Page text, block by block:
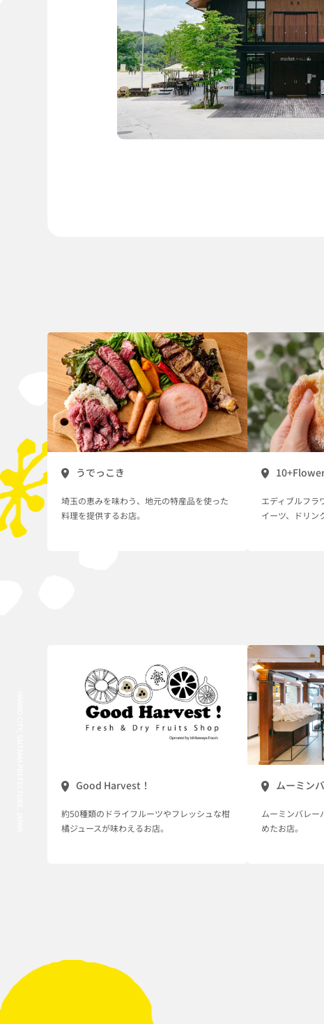
うでっこき
埼玉の恵みを味わう、地元の特産品を使った
料理を提供するお店。
エディブルフラ
イーツ、ドリン
Good Harvest！
約50種類のドライフルーツやフレッシュな柑
橘ジュースが味わえるお店。
ムーミン
ムーミンバレー
めたお店。